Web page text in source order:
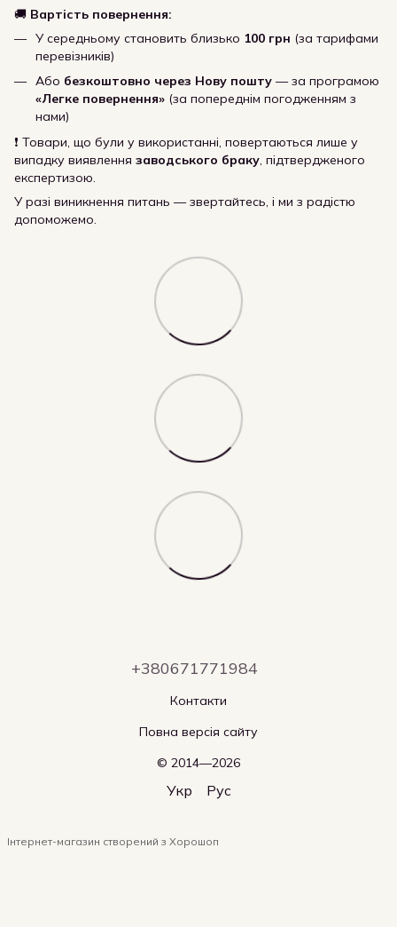
🚚 Вартість повернення:
У середньому становить близько 100 грн (за тарифами
перевізників)
Або безкоштовно через Нову пошту — за програмою
«Легке повернення» (за попереднім погодженням з
нами)
❗ Товари, що були у використанні, повертаються лише у
випадку виявлення заводського браку, підтвердженого
експертизою.
У разі виникнення питань — звертайтесь, і ми з радістю
допоможемо.
+380671771984
Контакти
Повна версія сайту
© 2014—2026
Укр Рус
Інтернет-магазин створений з Хорошоп